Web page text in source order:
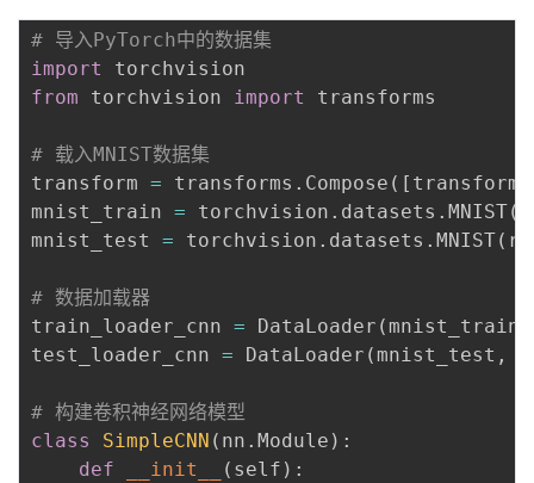
# 导入PyTorch中的数据集
import
from torchvision import transforms
# 载入MNIST数据集
transform = transforms . Compose ( [ transforms
mnist_train = torchvision . datasets . MNIST(
mnist_test = torchvision . datasets . MNIST(
# 数据加载器
train_loader_cnn = DataLoader ( mnist_train
test_loader_cnn = DataLoader ( mnist_test ,
# 构建卷积神经网络模型
class
SimpleCNN ( nn . Module ) :
def
__init__ ( self ) :